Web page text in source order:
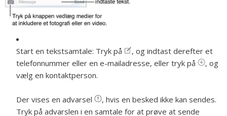
Start en tekstsamtale: Tryk på
, og indtast derefter et
telefonnummer eller en e-mailadresse, eller tryk på
, og
vælg en kontaktperson.
Der vises en advarsel
, hvis en besked ikke kan sendes.
Tryk på advarslen i en samtale for at prøve at sende